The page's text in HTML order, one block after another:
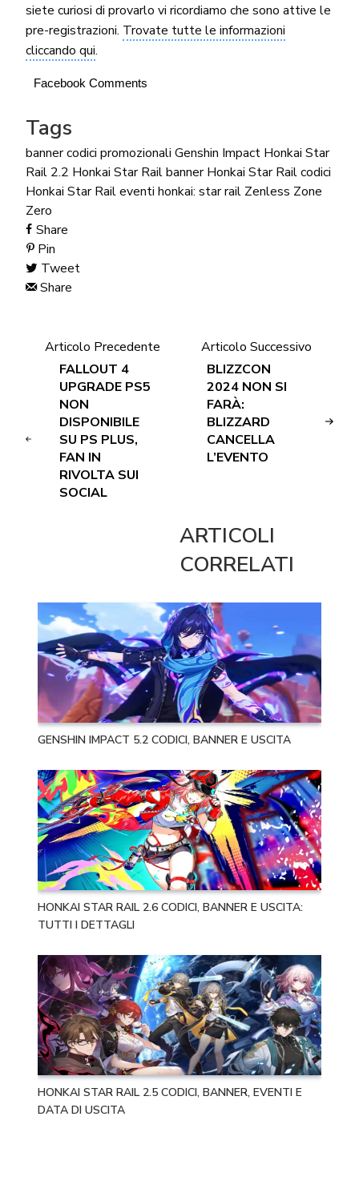
siete curiosi di provarlo vi ricordiamo che sono attive le
pre-registrazioni. Trovate tutte le informazioni
cliccando qui.
Facebook Comments
Tags
bannercodici promozionali Genshin Impact Honkai Star
Rail 2.2 Honkai Star Rail banner Honkai Star Rail codici
Honkai Star Rail eventi honkai: star rail Zenless Zone
Zero
Share
Pin
Tweet
Share
Articolo Precedente
FALLOUT 4
UPGRADE PS5
NON
DISPONIBILE
SU PS PLUS,
FAN IN
RIVOLTA SUI
SOCIAL
Articolo Successivo
BLIZZCON
2024 NON SI
FARÀ:
BLIZZARD
CANCELLA
L’EVENTO
ARTICOLI
CORRELATI
GENSHIN IMPACT 5.2 CODICI, BANNER E USCITA
HONKAI STAR RAIL 2.6 CODICI, BANNER E USCITA:
TUTTI I DETTAGLI
HONKAI STAR RAIL 2.5 CODICI, BANNER, EVENTI E
DATA DI USCITA